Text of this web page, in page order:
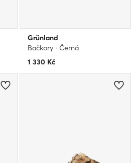
Grünland
Bačkory · Černá
1 330 Kč